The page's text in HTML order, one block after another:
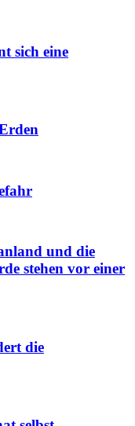
sich eine
und die
stehen vor einer
die